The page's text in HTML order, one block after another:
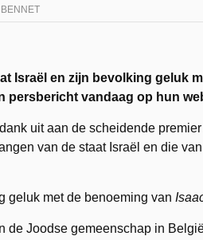
Israël en zijn bevolking geluk
persbericht vandaag op hun
uit aan de scheidende premier
van de staat Israël en die
geluk met de benoeming van
Joodse gemeenschap in